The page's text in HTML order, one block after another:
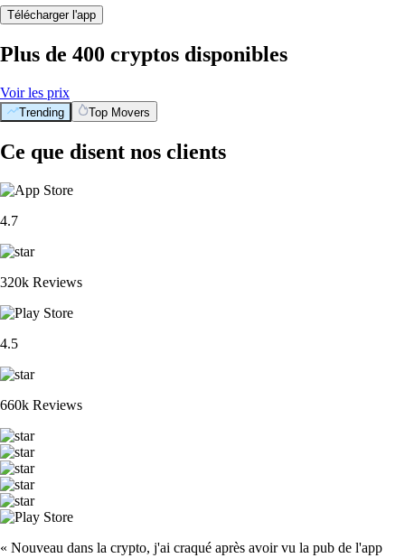
Télécharger l'app
Plus de 400 cryptos disponibles
Voir les prix
Trending Top Movers
Ce que disent nos clients
4.7
320k Reviews
4.5
660k Reviews
« Nouveau dans la crypto, j'ai craqué après avoir vu la pub de l'app